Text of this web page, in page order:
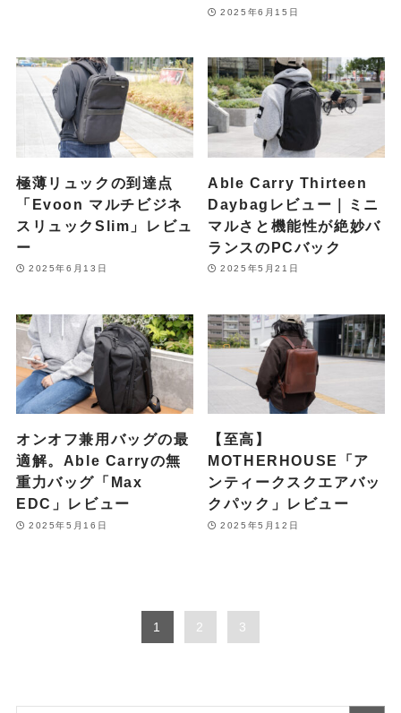
2025年6月15日
極薄リュックの到達点
「Evoon マルチビジネ
スリュックSlim」レビュ
ー
2025年6月13日
Able Carry Thirteen
Daybagレビュー｜ミニ
マルさと機能性が絶妙バ
ランスのPCバック
2025年5月21日
オンオフ兼用バッグの最
適解。Able Carryの無
重力バッグ「Max
EDC」レビュー
2025年5月16日
【至高】
MOTHERHOUSE「ア
ンティークスクエアバッ
クパック」レビュー
2025年5月12日
1 2 3